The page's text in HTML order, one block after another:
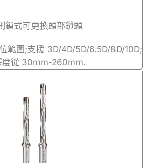
鎖式可更換頭部鑽頭
範圍;支援 3D/4D/5D/6.5D/8D/10D;
度從 30mm-260mm.